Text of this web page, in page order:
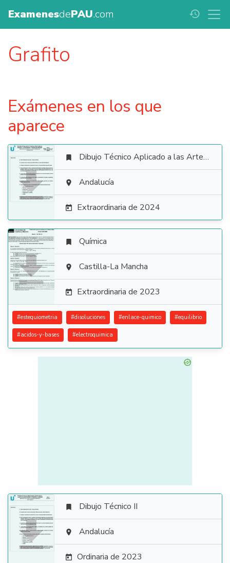
ExamenesdePAU.com history
Grafito
Exámenes en los que
aparece

 Dibujo Técnico Aplicado a las Artes Plásticas y al Diseño II
 Andalucía
 Extraordinaria de 2024

 Química
 Castilla-La Mancha
 Extraordinaria de 2023
#estequiometria #disoluciones #enlace-quimico #equilibrio
#acidos-y-bases #electroquimica

 Dibujo Técnico II
 Andalucía
 Ordinaria de 2023